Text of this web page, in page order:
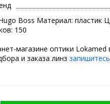
Boss Материал: пластик
150
магазине оптики
и заказа линз